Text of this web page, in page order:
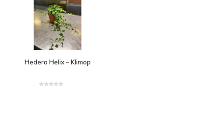
Hedera Helix – Klimop